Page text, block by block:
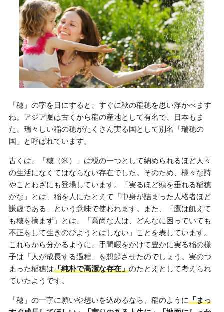
「穂」の字を目にすると、すぐに秋の稲穂を思い浮かべます
ね。アジア圏は古くから稲の産地として有名で、日本もま
た、瑞々しい稲の穂がたくさん実る国として別名「瑞穂の
国」と呼ばれています。
古くは、「穂（米）」は税の一つとして納められるほど人々
の生活になくてはならない存在でした。そのため、様々な詩
やことわざにも登場しています。「実るほど頭を垂れる稲穂
かな」とは、稲を人にたとえて「中身が詰まった人格者ほど
謙虚である」という意味で使われます。また、「鷹は飢えて
も穂を摘まず」とは、「高尚な人は、どんなに困っていても
不正をして生きのびようとはしない」ことを表しています。
これらから分かるように、手間暇をかけて豊かに実る稲の様
子は「人が成長する過程」を想起させたのでしょう。実のつ
まった稲穂は「純朴で高潔な存在」のたとえとして考えられ
ていたようです。
「穂」の一字に願いや想いを込めるなら、稲のように「まっ